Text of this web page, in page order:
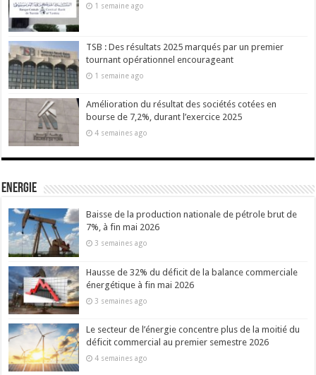
1 semaine ago
TSB : Des résultats 2025 marqués par un premier
tournant opérationnel encourageant
1 semaine ago
Amélioration du résultat des sociétés cotées en
bourse de 7,2%, durant l’exercice 2025
4 semaines ago
Energie
Baisse de la production nationale de pétrole brut de
7%, à fin mai 2026
3 semaines ago
Hausse de 32% du déficit de la balance commerciale
énergétique à fin mai 2026
3 semaines ago
Le secteur de l’énergie concentre plus de la moitié du
déficit commercial au premier semestre 2026
4 semaines ago